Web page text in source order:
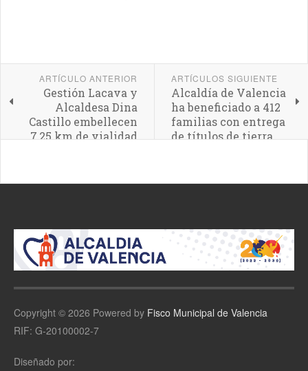
ARTÍCULO ANTERIOR
Gestión Lacava y
Alcaldesa Dina
Castillo embellecen
7,25 km de vialidad
ARTÍCULOS SIGUIENTE
Alcaldía de Valencia
ha beneficiado a 412
familias con entrega
de títulos de tierra
Copyright © 2026 Powered by Fisco Municipal de Valencia
RIF: G-20100002-7
Diseñado por: